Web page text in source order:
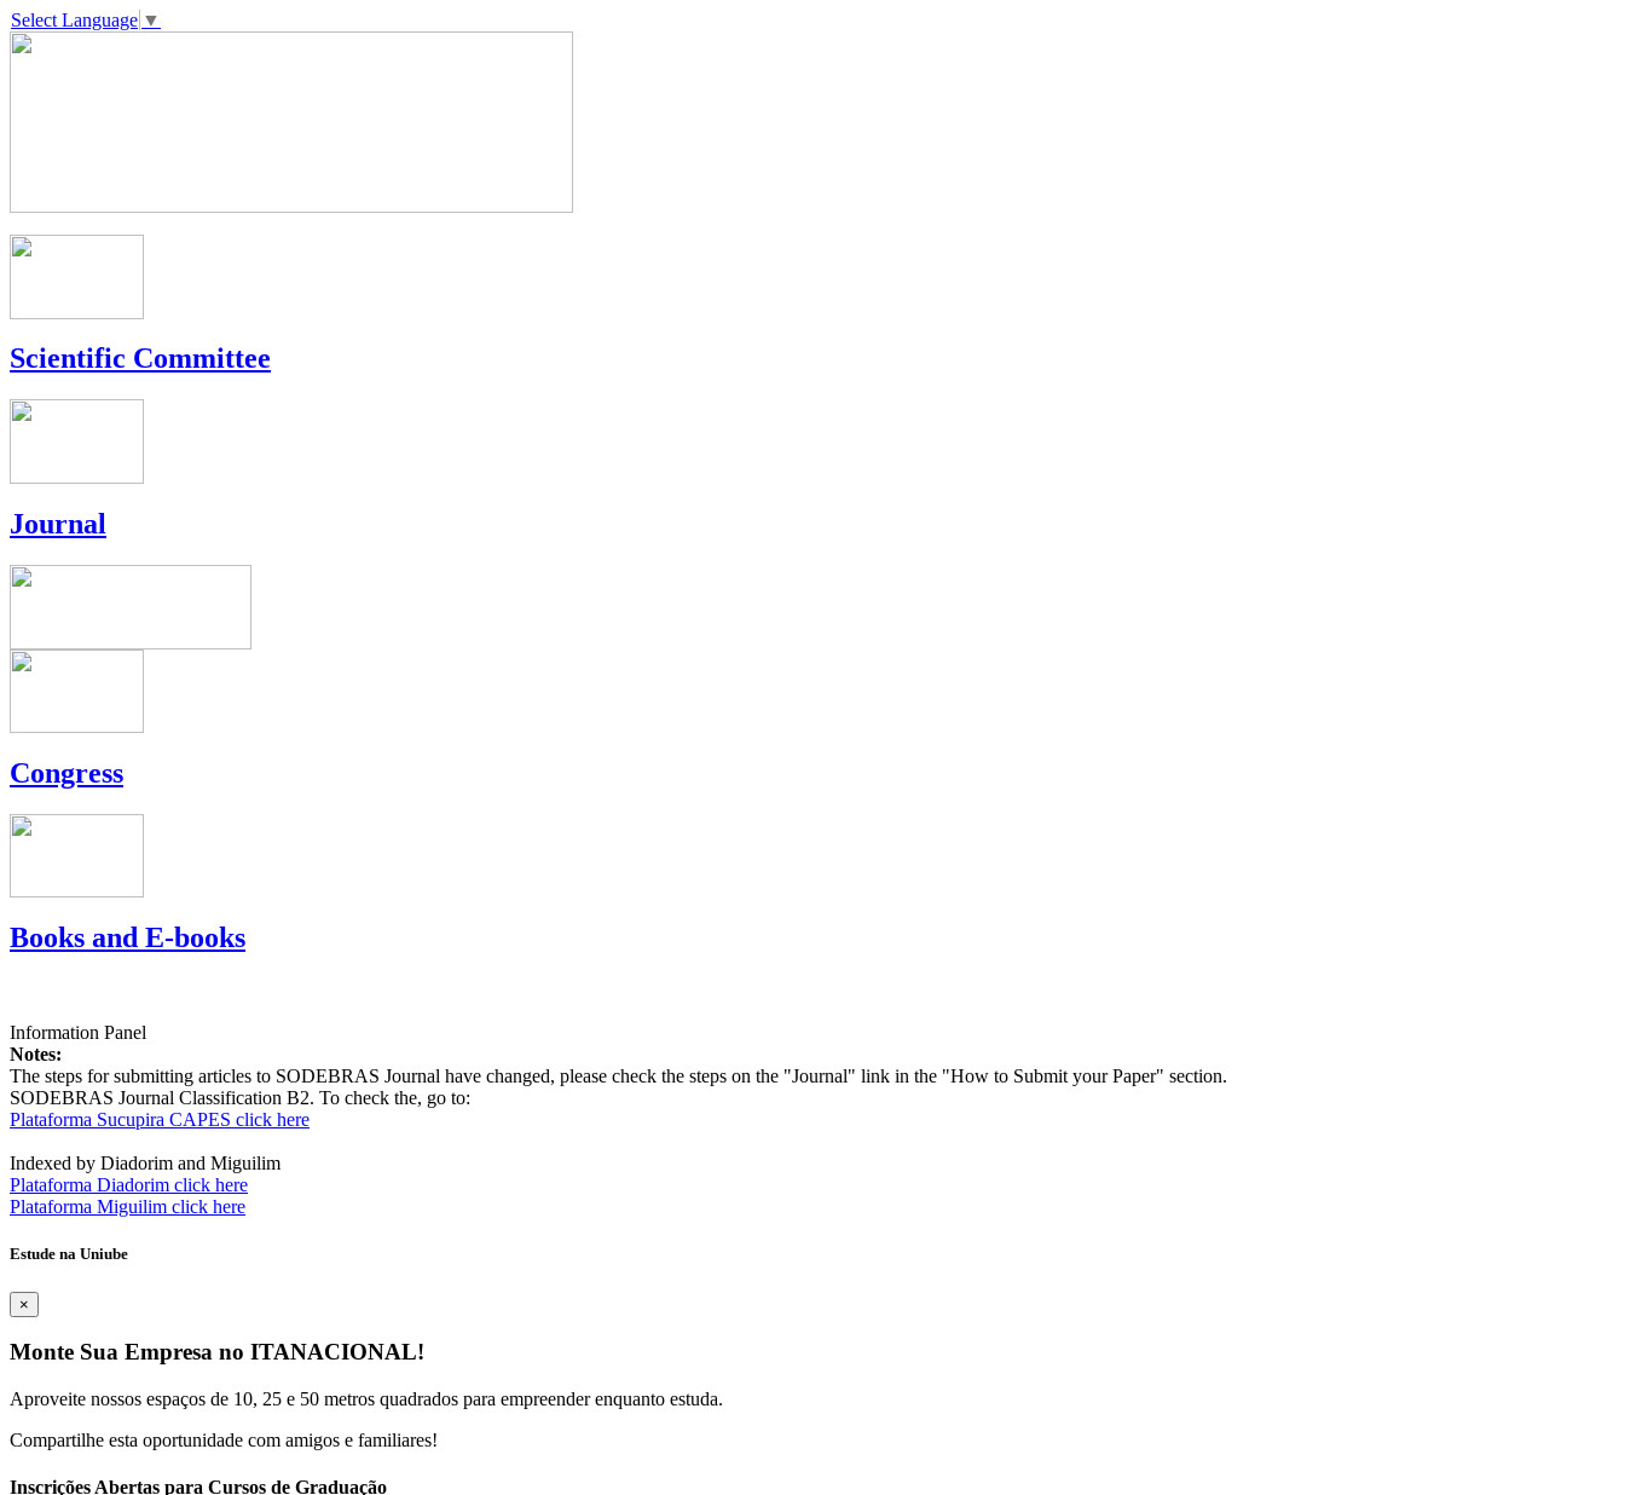
Select Language ▼
Scientific Committee
Journal
Congress
Books and E-books
Information Panel
Notes:
The steps for submitting articles to SODEBRAS Journal have changed, please check the steps on the "Journal" link in the "How to Submit your Paper" section.
SODEBRAS Journal Classification B2. To check the, go to:
Plataforma Sucupira CAPES click here
Indexed by Diadorim and Miguilim
Plataforma Diadorim click here
Plataforma Miguilim click here
Estude na Uniube
×
Monte Sua Empresa no ITANACIONAL!
Aproveite nossos espaços de 10, 25 e 50 metros quadrados para empreender enquanto estuda.
Compartilhe esta oportunidade com amigos e familiares!
Inscrições Abertas para Cursos de Graduação